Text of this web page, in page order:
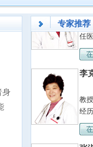
身
专家推荐
张
教
任
李
教
经